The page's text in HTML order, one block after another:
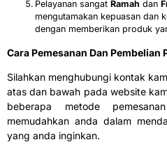
Pelayanan sangat Ramah dan
mengutamakan kepuasan dan
dengan memberikan produk
Cara Pemesanan Dan
Silahkan menghubungi kontak
atas dan bawah pada website
beberapa metode
memudahkan anda dalam
yang anda inginkan.